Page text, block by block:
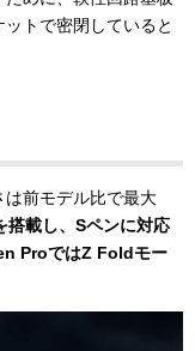
トで密閉していると
前モデル比で最大
搭載し、Sペンに対応
ProではZ Foldモー